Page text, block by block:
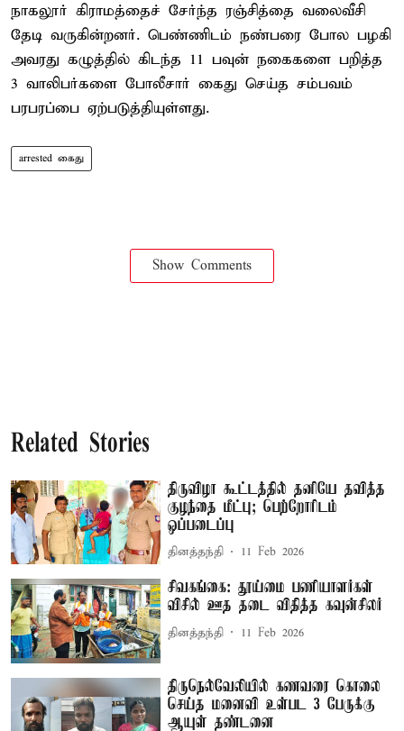
நாகலூர் கிராமத்தைச் சேர்ந்த ரஞ்சித்தை வலைவீசி
தேடி வருகின்றனர். பெண்ணிடம் நண்பரை போல பழகி
அவரது கழுத்தில் கிடந்த 11 பவுன் நகைகளை பறித்த
3 வாலிபர்களை போலீசார் கைது செய்த சம்பவம்
பரபரப்பை ஏற்படுத்தியுள்ளது.
arrested கைது
Show Comments
Related Stories
திருவிழா கூட்டத்தில் தனியே தவித்த
குழந்தை மீட்பு; பெற்றோரிடம்
ஒப்படைப்பு
தினத்தந்தி 11 Feb 2026
சிவகங்கை: தூய்மை பணியாளர்கள்
விசில் ஊத தடை விதித்த கவுன்சிலர்
தினத்தந்தி 11 Feb 2026
திருநெல்வேலியில் கணவரை கொலை
செய்த மனைவி உள்பட 3 பேருக்கு
ஆயுள் தண்டனை